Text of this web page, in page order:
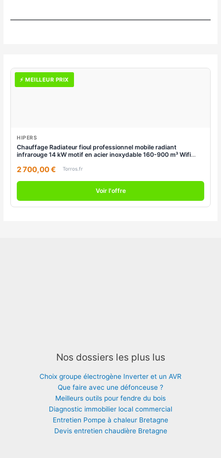
⚡ MEILLEUR PRIX
HIPERS
Chauffage Radiateur fioul professionnel mobile radiant
infrarouge 14 kW motif en acier inoxydable 160-900 m³ Wifi
2 700,00 € Torros.fr
Voir l'offre
Nos dossiers les plus lus
Choix groupe électrogène Inverter et un AVR
Que faire avec une défonceuse ?
Meilleurs outils pour fendre du bois
Diagnostic immobilier local commercial
Entretien Pompe à chaleur Bretagne
Devis entretien chaudière Bretagne